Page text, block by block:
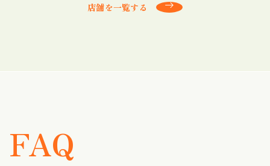
店舗を一覧する
FAQ